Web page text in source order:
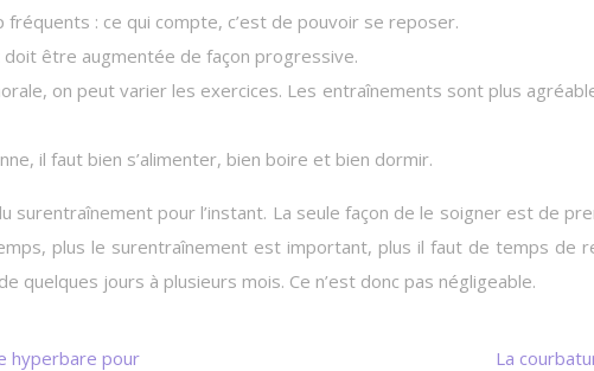
: ce qui compte, c’est de pouvoir se reposer.
doit être augmentée de façon progressive.
on peut varier les exercices. Les entraînements sont plus
il faut bien s’alimenter, bien boire et bien dormir.
surentraînement pour l’instant. La seule façon de le soigner est de
plus le surentraînement est important, plus il faut de temps de
quelques jours à plusieurs mois. Ce n’est donc pas négligeable.
hyperbare pour
La